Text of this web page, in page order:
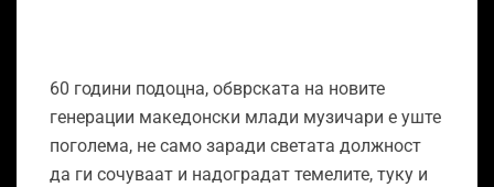
60 години подоцна, обврската на новите
генерации македонски млади музичари е уште
поголема, не само заради светата должност
да ги сочуваат и надоградат темелите, туку и